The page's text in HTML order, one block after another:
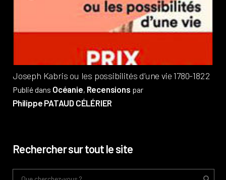
Joseph Kabris ou les possibilités d’une vie 1780-1822
Publié dans Océanie, Recensions par
Philippe PATAUD CÉLÉRIER
Rechercher sur tout le site